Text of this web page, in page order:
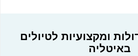
ומקצועיות לטיולים
באיטליה